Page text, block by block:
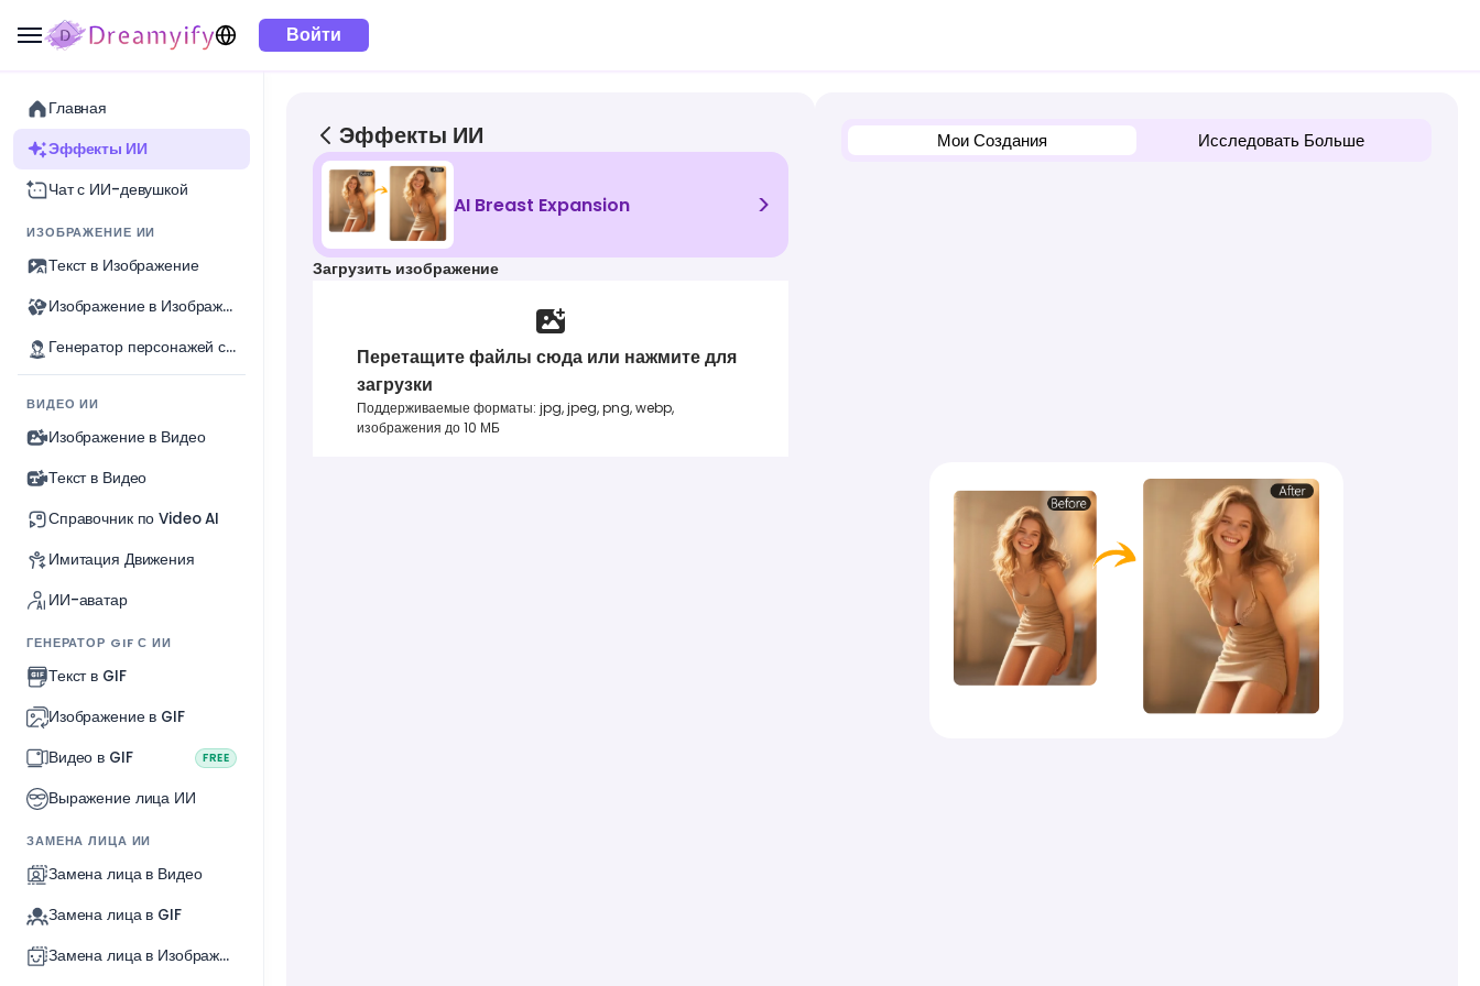
Войти
Главная
Эффекты ИИ
Чат с ИИ-девушкой
ИЗОБРАЖЕНИЕ ИИ
Текст в Изображение
Изображение в Изображение
Генератор персонажей с ИИ
ВИДЕО ИИ
Изображение в Видео
Текст в Видео
Справочник по Video AI
Имитация Движения
ИИ-аватар
ГЕНЕРАТОР GIF С ИИ
Текст в GIF
Изображение в GIF
Видео в GIF
FREE
Выражение лица ИИ
ЗАМЕНА ЛИЦА ИИ
Замена лица в Видео
Замена лица в GIF
Замена лица в Изображении
Эффекты ИИ
AI Breast Expansion >
Загрузить изображение
Перетащите файлы сюда или нажмите для
загрузки
Поддерживаемые форматы: jpg, jpeg, png, webp,
изображения до 10 МБ
Мои Создания Исследовать Больше